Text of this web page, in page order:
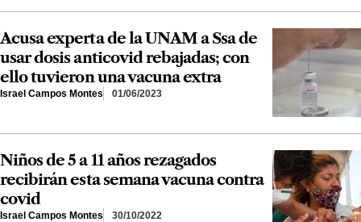
Acusa experta de la UNAM a Ssa de
usar dosis anticovid rebajadas; con
ello tuvieron una vacuna extra
Israel Campos Montes 01/06/2023
Niños de 5 a 11 años rezagados
recibirán esta semana vacuna contra
covid
Israel Campos Montes 30/10/2022